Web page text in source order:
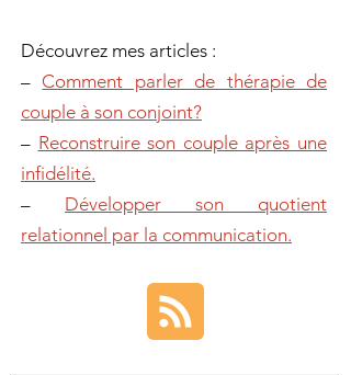
Découvrez mes articles :
– Comment parler de thérapie de
couple à son conjoint?
– Reconstruire son couple après une
infidélité.
– Développer son quotient
relationnel par la communication.